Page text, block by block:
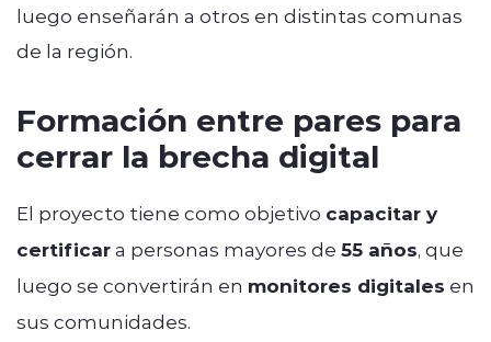
luego enseñarán a otros en distintas comunas
de la región.
Formación entre pares para
cerrar la brecha digital
El proyecto tiene como objetivo capacitar y
certificara personas mayores de 55 años, que
luego se convertirán en monitores digitales en
sus comunidades.